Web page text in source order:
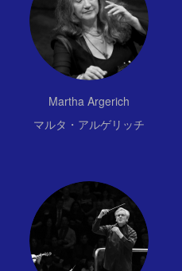
Martha Argerich
マルタ・アルゲリッチ